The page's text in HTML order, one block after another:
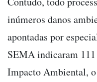
inúmeros danos
apontadas por
SEMA indicaram
Impacto Ambiental,